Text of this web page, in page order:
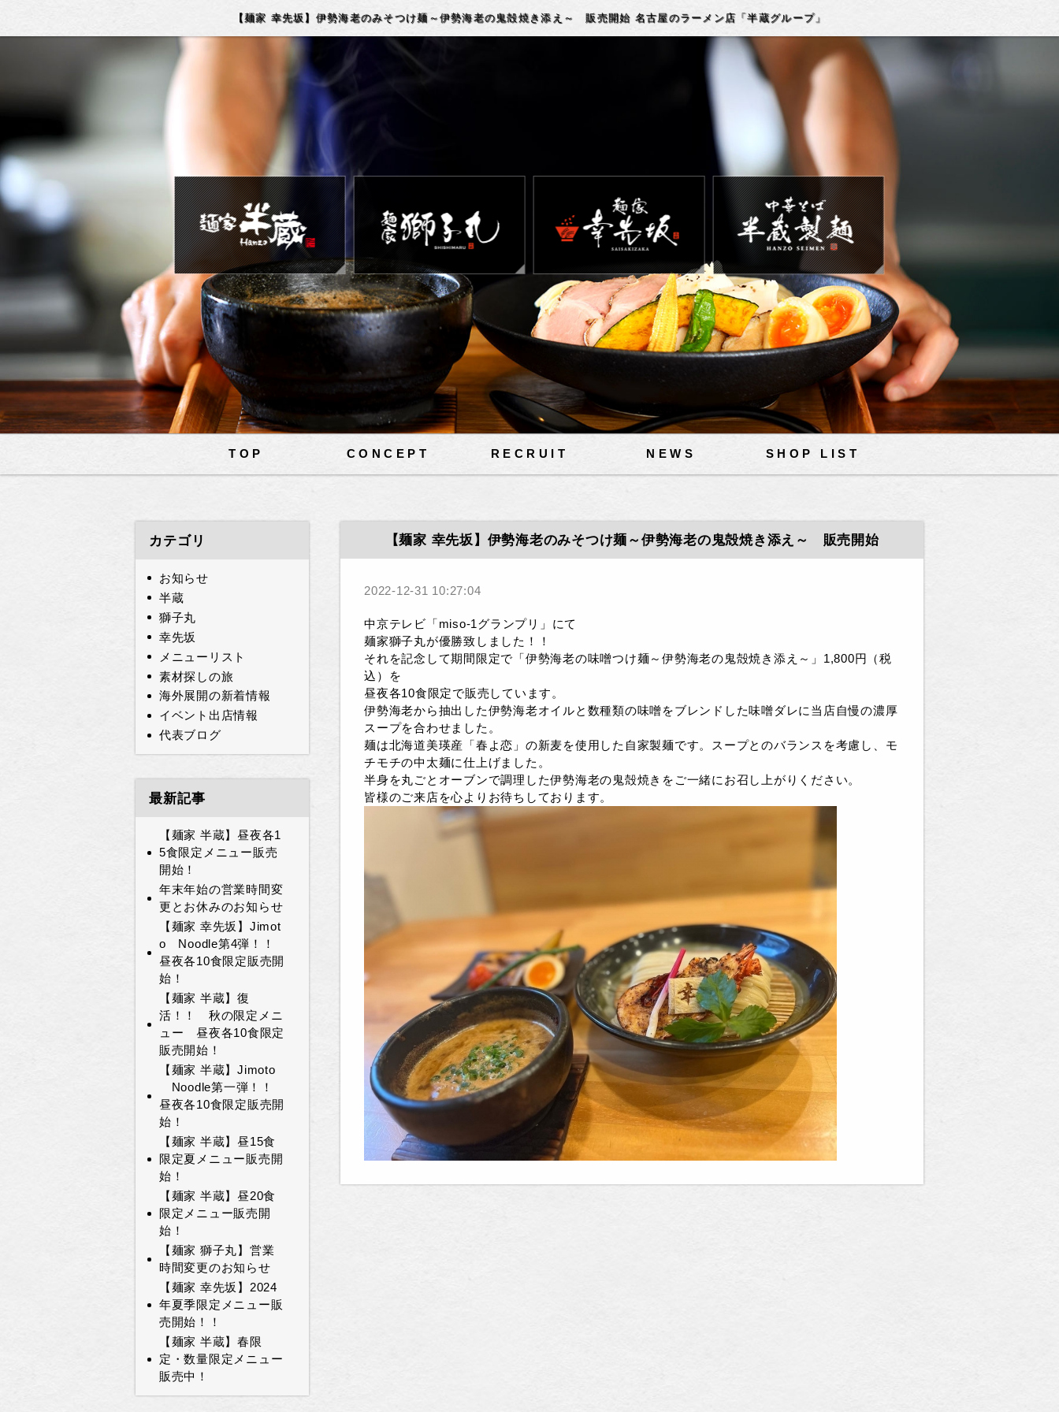
【麺家 幸先坂】伊勢海老のみそつけ麺～伊勢海老の鬼殻焼き添え～ 販売開始 名古屋のラーメン店「半蔵グループ」
TOP CONCEPT RECRUIT NEWS SHOP LIST
カテゴリ
お知らせ
半蔵
獅子丸
幸先坂
メニューリスト
素材探しの旅
海外展開の新着情報
イベント出店情報
代表ブログ
最新記事
【麺家 半蔵】昼夜各1
5食限定メニュー販売
開始！
年末年始の営業時間変
更とお休みのお知らせ
【麺家 幸先坂】Jimot
o Noodle第4弾！！
昼夜各10食限定販売開
始！
【麺家 半蔵】復
活！！ 秋の限定メニ
ュー 昼夜各10食限定
販売開始！
【麺家 半蔵】Jimoto
Noodle第一弾！！
昼夜各10食限定販売開
始！
【麺家 半蔵】昼15食
限定夏メニュー販売開
始！
【麺家 半蔵】昼20食
限定メニュー販売開
始！
【麺家 獅子丸】営業
時間変更のお知らせ
【麺家 幸先坂】2024
年夏季限定メニュー販
売開始！！
【麺家 半蔵】春限
定・数量限定メニュー
販売中！
【麺家 幸先坂】伊勢海老のみそつけ麺～伊勢海老の鬼殻焼き添え～ 販売開始
2022-12-31 10:27:04
中京テレビ「miso-1グランプリ」にて
麺家獅子丸が優勝致しました！！
それを記念して期間限定で「伊勢海老の味噌つけ麺～伊勢海老の鬼殻焼き添え～」1,800円（税
込）を
昼夜各10食限定で販売しています。
伊勢海老から抽出した伊勢海老オイルと数種類の味噌をブレンドした味噌ダレに当店自慢の濃厚
スープを合わせました。
麺は北海道美瑛産「春よ恋」の新麦を使用した自家製麺です。スープとのバランスを考慮し、モ
チモチの中太麺に仕上げました。
半身を丸ごとオーブンで調理した伊勢海老の鬼殻焼きをご一緒にお召し上がりください。
皆様のご来店を心よりお待ちしております。